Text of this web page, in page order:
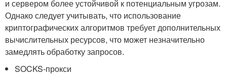
и сервером более устойчивой к потенциальным угрозам.
Однако следует учитывать, что использование
криптографических алгоритмов требует дополнительных
вычислительных ресурсов, что может незначительно
замедлять обработку запросов.
SOCKS-прокси